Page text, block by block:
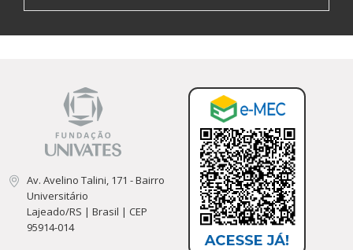
Av. Avelino Talini, 171 - Bairro
Universitário
Lajeado/RS | Brasil | CEP
95914-014